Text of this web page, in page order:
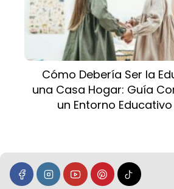
Cómo Debería Ser la
una Casa Hogar: Guía
un Entorno